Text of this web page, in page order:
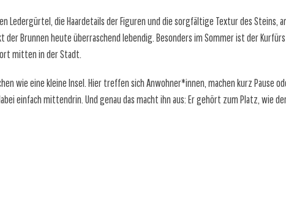
Ledergürtel, die Haardetails der Figuren und die sorgfältige Textur des Steins,
Brunnen heute überraschend lebendig. Besonders im Sommer ist der
mitten in der Stadt.
wie eine kleine Insel. Hier treffen sich Anwohner*innen, machen kurz Pause
einfach mittendrin. Und genau das macht ihn aus: Er gehört zum Platz, wie